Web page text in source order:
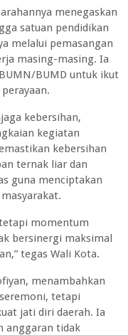
menegaskan
satuan pendidikan
melalui pemasangan
masing-masing. Ia
BUMD untuk ikut
kebersihan,
kegiatan
kebersihan
ternak liar dan
guna menciptakan
momentum
bersinergi maksimal
tegas Wali Kota.
menambahkan
tetapi
jati diri daerah. Ia
anggaran tidak